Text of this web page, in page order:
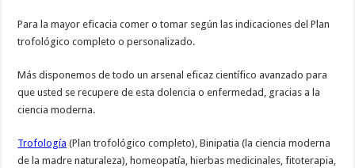
Para la mayor eficacia comer o tomar según las indicaciones del Plan
trofológico completo o personalizado.
Más disponemos de todo un arsenal eficaz científico avanzado para
que usted se recupere de esta dolencia o enfermedad, gracias a la
ciencia moderna.
Trofología (Plan trofológico completo), Binipatia (la ciencia moderna
de la madre naturaleza), homeopatía, hierbas medicinales, fitoterapia,